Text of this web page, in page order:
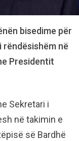
bisedime për
rëndësishëm në
Presidentit
Sekretari i
në takimin e
së Bardhë